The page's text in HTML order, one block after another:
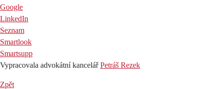
Google
LinkedIn
Seznam
Smartlook
Smartsupp
Vypracovala advokátní kancelářPetráš Rezek
Zpět